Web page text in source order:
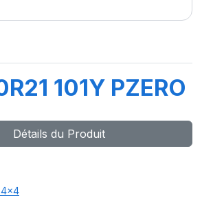
101Y PZERO
Détails du Produit
4x4